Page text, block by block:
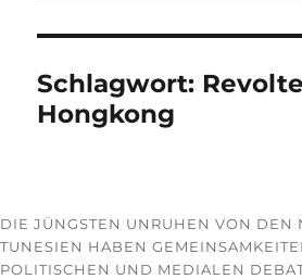
Schlagwort:
Hongkong
DIE JÜNGSTEN UNRUHEN VON DEN
TUNESIEN HABEN
POLITISCHEN UND MEDIALEN